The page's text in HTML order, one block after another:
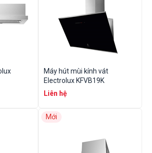
Máy hút mùi kính vát
Electrolux KFVB19K
Liên hệ
Mới